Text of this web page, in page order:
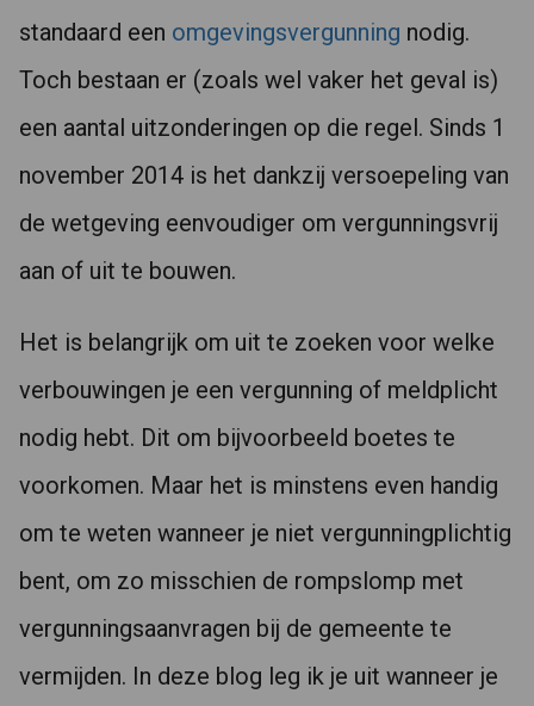
standaard een omgevingsvergunning nodig.
Toch bestaan er (zoals wel vaker het geval is)
een aantal uitzonderingen op die regel. Sinds 1
november 2014 is het dankzij versoepeling van
de wetgeving eenvoudiger om vergunningsvrij
aan of uit te bouwen.
Het is belangrijk om uit te zoeken voor welke
verbouwingen je een vergunning of meldplicht
nodig hebt. Dit om bijvoorbeeld boetes te
voorkomen. Maar het is minstens even handig
om te weten wanneer je niet vergunningplichtig
bent, om zo misschien de rompslomp met
vergunningsaanvragen bij de gemeente te
vermijden. In deze blog leg ik je uit wanneer je